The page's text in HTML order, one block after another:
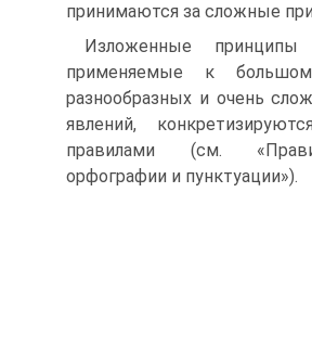
принимаются за сложные
Изложенные принципы
применяемые к
разнообразных и очень
явлений,
правилами (см.
орфографии и пунктуации»).